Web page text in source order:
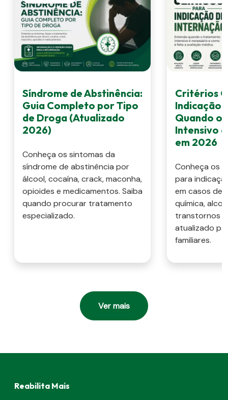
Síndrome de Abstinência:
Guia Completo por Tipo
de Droga (Atualizado
2026)
Conheça os sintomas da
síndrome de abstinência por
álcool, cocaína, crack, maconha,
opioides e medicamentos. Saiba
quando procurar tratamento
especializado.
Critérios
Indicação
Quando o
Intensivo
em 2026
Conheça os
para
em casos de
química,
transtornos
atualizado
familiares.
Ver mais
Reabilita Mais